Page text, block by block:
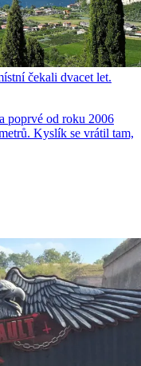
čekali dvacet let.
poprvé od roku 2006
Kyslík se vrátil tam,